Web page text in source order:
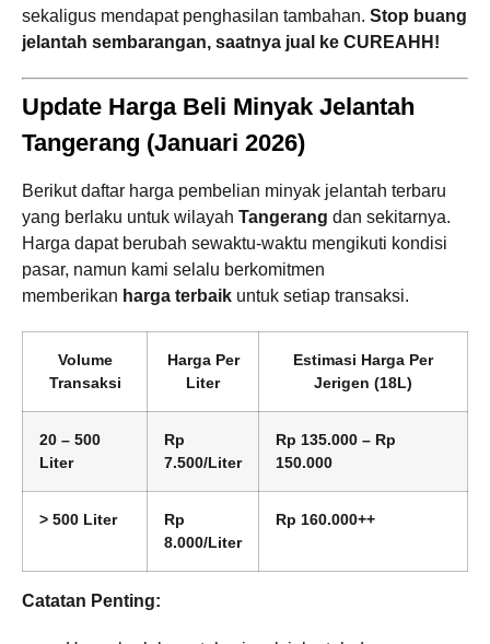
sekaligus mendapat penghasilan tambahan. Stop buang
jelantah sembarangan, saatnya jual ke CUREAHH!
Update Harga Beli Minyak Jelantah
Tangerang (Januari 2026)
Berikut daftar harga pembelian minyak jelantah terbaru
yang berlaku untuk wilayah Tangerang dan sekitarnya.
Harga dapat berubah sewaktu-waktu mengikuti kondisi
pasar, namun kami selalu berkomitmen
memberikan harga terbaik untuk setiap transaksi.
Volume
Transaksi
Harga Per
Liter
Estimasi Harga Per
Jerigen (18L)
20 – 500
Liter
Rp
7.500/Liter
Rp 135.000 – Rp
150.000
> 500 Liter
Rp
8.000/Liter
Rp 160.000++
Catatan Penting: